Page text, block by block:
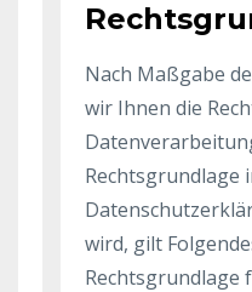
Nach Maßgabe
wir Ihnen die
Rechtsgrundlage
wird, gilt
Rechtsgrundlage